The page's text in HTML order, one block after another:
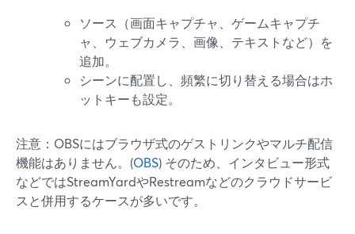
ソース（画面キャプチャ、ゲームキャプチ
ャ、ウェブカメラ、画像、テキストなど）を
追加。
シーンに配置し、頻繁に切り替える場合はホ
ットキーも設定。
注意：OBSにはブラウザ式のゲストリンクやマルチ配信
機能はありません。(OBS) そのため、インタビュー形式
などではStreamYardやRestreamなどのクラウドサービ
スと併用するケースが多いです。